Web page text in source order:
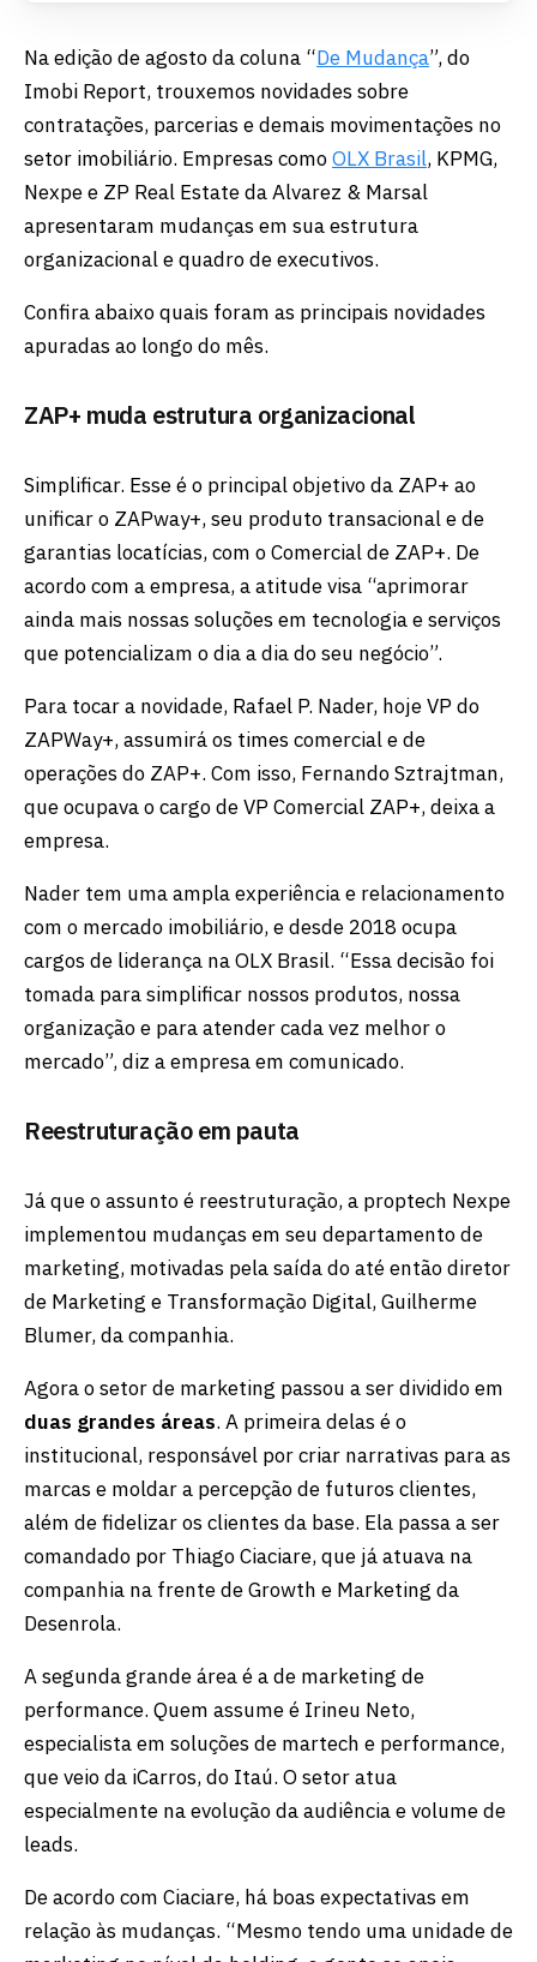
Na edição de agosto da coluna “De Mudança”, do
Imobi Report, trouxemos novidades sobre
contratações, parcerias e demais movimentações no
setor imobiliário. Empresas comoOLX Brasil, KPMG,
Nexpe e ZP Real Estate da Alvarez & Marsal
apresentaram mudanças em sua estrutura
organizacional e quadro de executivos.
Confira abaixo quais foram as principais novidades
apuradas ao longo do mês.
ZAP+ muda estrutura organizacional
Simplificar. Esse é o principal objetivo da ZAP+ ao
unificar o ZAPway+, seu produto transacional e de
garantias locatícias, com o Comercial de ZAP+. De
acordo com a empresa, a atitude visa “aprimorar
ainda mais nossas soluções em tecnologia e serviços
que potencializam o dia a dia do seu negócio”.
Para tocar a novidade, Rafael P. Nader, hoje VP do
ZAPWay+, assumirá os times comercial e de
operações do ZAP+. Com isso, Fernando Sztrajtman,
que ocupava o cargo de VP Comercial ZAP+, deixa a
empresa.
Nader tem uma ampla experiência e relacionamento
com o mercado imobiliário, e desde 2018 ocupa
cargos de liderança na OLX Brasil. “Essa decisão foi
tomada para simplificar nossos produtos, nossa
organização e para atender cada vez melhor o
mercado”, diz a empresa em comunicado.
Reestruturação em pauta
Já que o assunto é reestruturação, a proptech Nexpe
implementou mudanças em seu departamento de
marketing, motivadas pela saída do até então diretor
de Marketing e Transformação Digital, Guilherme
Blumer, da companhia.
Agora o setor de marketing passou a ser dividido em
duas grandes áreas. A primeira delas é o
institucional, responsável por criar narrativas para as
marcas e moldar a percepção de futuros clientes,
além de fidelizar os clientes da base. Ela passa a ser
comandado por Thiago Ciaciare, que já atuava na
companhia na frente de Growth e Marketing da
Desenrola.
A segunda grande área é a de marketing de
performance. Quem assume é Irineu Neto,
especialista em soluções de martech e performance,
que veio da iCarros, do Itaú. O setor atua
especialmente na evolução da audiência e volume de
leads.
De acordo com Ciaciare, há boas expectativas em
relação às mudanças. “Mesmo tendo uma unidade de